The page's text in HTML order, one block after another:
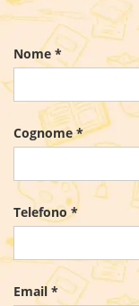
Nome *
Cognome *
Telefono *
Email *